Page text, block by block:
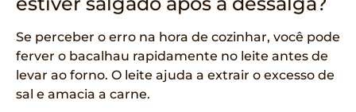
Se perceber o erro na hora de cozinhar, você pode
ferver o bacalhau rapidamente no leite antes de
levar ao forno. O leite ajuda a extrair o excesso de
sal e amacia a carne.